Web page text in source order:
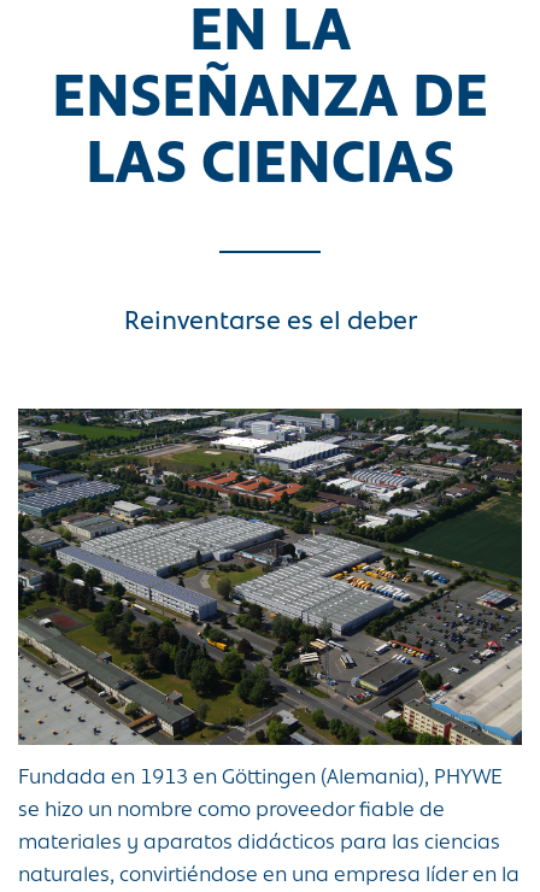
EN LA
ENSEÑANZA DE
LAS CIENCIAS
Reinventarse es el deber
Fundada en 1913 en Göttingen (Alemania), PHYWE
se hizo un nombre como proveedor fiable de
materiales y aparatos didácticos para las ciencias
naturales, convirtiéndose en una empresa líder en la